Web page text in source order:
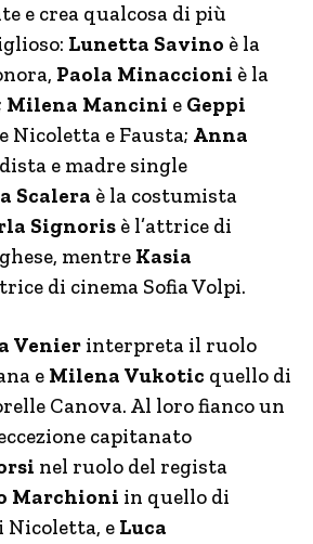
e crea qualcosa di più
Lunetta Savino è la
Paola Minaccioni è la
Milena Mancini e Geppi
Nicoletta e Fausta; Anna
e madre single
Scalera è la costumista
Signoris è l’attrice di
mentre Kasia
di cinema Sofia Volpi.
Venier interpreta il ruolo
e Milena Vukotic quello di
Canova. Al loro fianco un
capitanato
nel ruolo del regista
Marchioni in quello di
Nicoletta, e Luca